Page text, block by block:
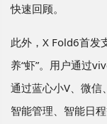
快速回顾。
此外，X Fold6首发
养“虾”。用户通过
通过蓝心小V、微
智能管理、智能日